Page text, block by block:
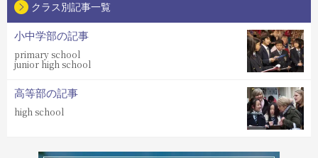
クラス別記事一覧
小中学部の記事
primary school
junior high school
高等部の記事
high school